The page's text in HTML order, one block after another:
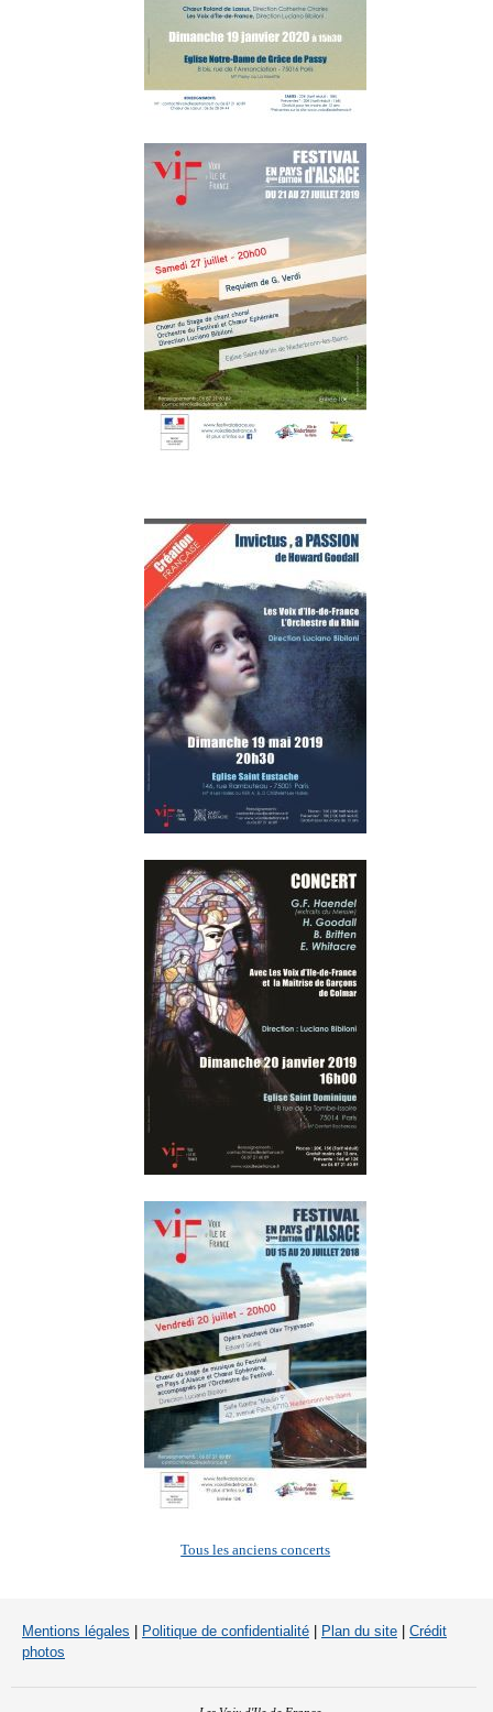
Tous les anciens concerts
Mentions légales Politique de confidentialité Plan du site
Crédit
photos